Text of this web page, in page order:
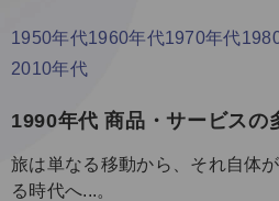
1950年代1960年代1970年代
2010年代
1990年代 商品・サービスの
旅は単なる移動から、それ自体
る時代へ...。